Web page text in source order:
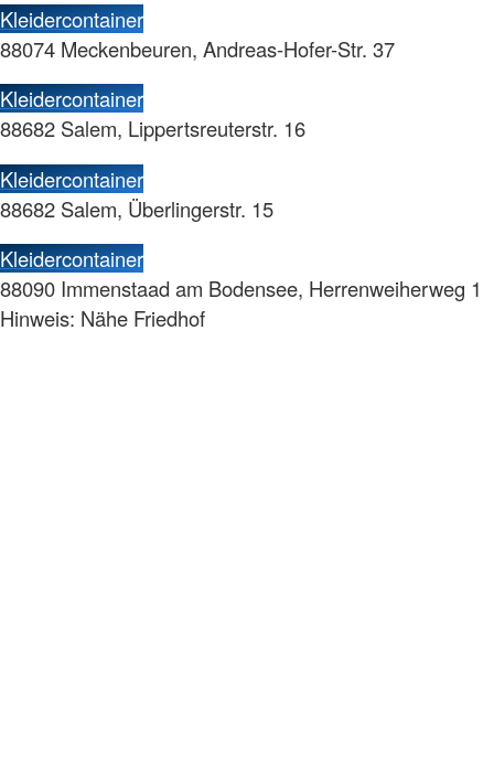
Kleidercontainer
88074 Meckenbeuren, Andreas-Hofer-Str. 37
Kleidercontainer
88682 Salem, Lippertsreuterstr. 16
Kleidercontainer
88682 Salem, Überlingerstr. 15
Kleidercontainer
88090 Immenstaad am Bodensee, Herrenweiherweg 1
Hinweis: Nähe Friedhof